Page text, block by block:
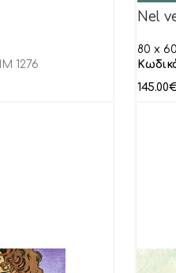
1276
Nel
80 x
145.00